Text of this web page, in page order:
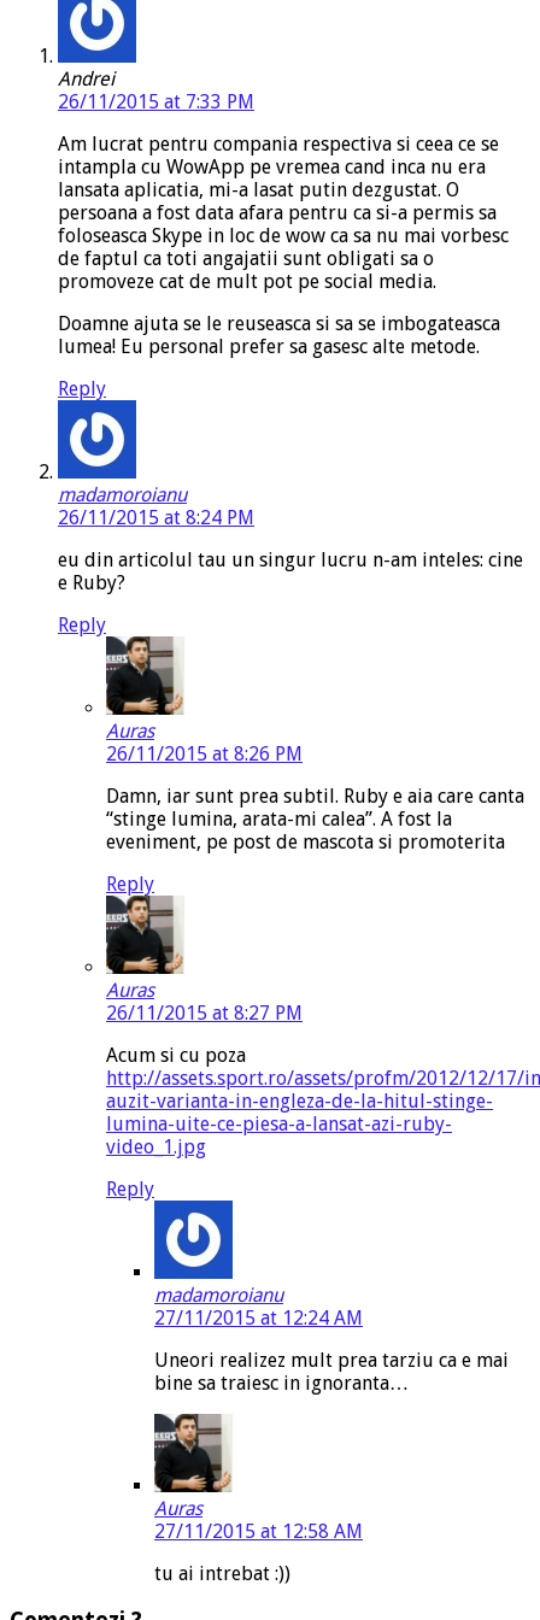
Andrei
26/11/2015 at 7:33 PM
Am lucrat pentru compania respectiva si ceea ce se
intampla cu WowApp pe vremea cand inca nu era
lansata aplicatia, mi-a lasat putin dezgustat. O
persoana a fost data afara pentru ca si-a permis sa
foloseasca Skype in loc de wow ca sa nu mai vorbesc
de faptul ca toti angajatii sunt obligati sa o
promoveze cat de mult pot pe social media.
Doamne ajuta se le reuseasca si sa se imbogateasca
lumea! Eu personal prefer sa gasesc alte metode.
Reply
madamoroianu
26/11/2015 at 8:24 PM
eu din articolul tau un singur lucru n-am inteles: cine
e Ruby?
Reply
Auras
26/11/2015 at 8:26 PM
Damn, iar sunt prea subtil. Ruby e aia care canta
“stinge lumina, arata-mi calea”. A fost la
eveniment, pe post de mascota si promoterita
Reply
Auras
26/11/2015 at 8:27 PM
Acum si cu poza
http://assets.sport.ro/assets/profm/2012/12/17/
auzit-varianta-in-engleza-de-la-hitul-stinge-
lumina-uite-ce-piesa-a-lansat-azi-ruby-
video_1.jpg
Reply
madamoroianu
27/11/2015 at 12:24 AM
Uneori realizez mult prea tarziu ca e mai
bine sa traiesc in ignoranta…
Auras
27/11/2015 at 12:58 AM
tu ai intrebat :))